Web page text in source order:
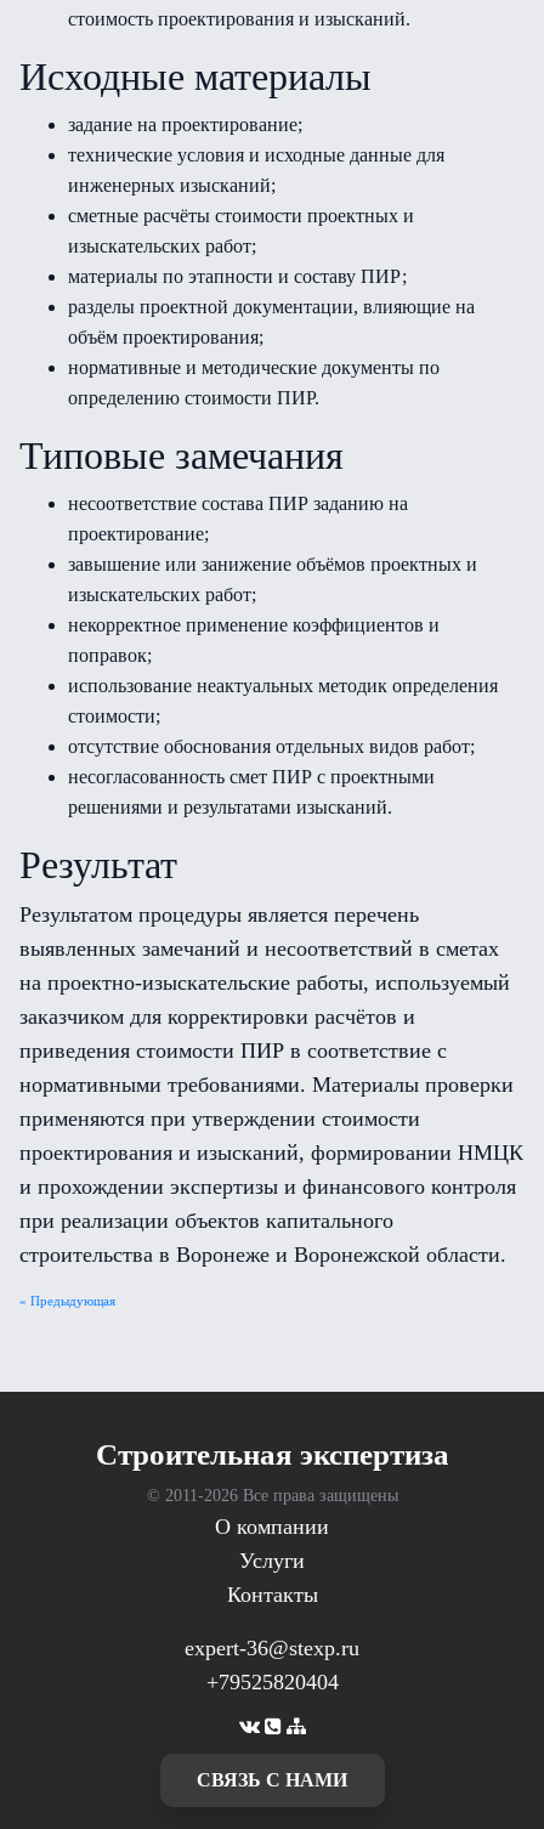
стоимость проектирования и изысканий.
Исходные материалы
задание на проектирование;
технические условия и исходные данные для
инженерных изысканий;
сметные расчёты стоимости проектных и
изыскательских работ;
материалы по этапности и составу ПИР;
разделы проектной документации, влияющие на
объём проектирования;
нормативные и методические документы по
определению стоимости ПИР.
Типовые замечания
несоответствие состава ПИР заданию на
проектирование;
завышение или занижение объёмов проектных и
изыскательских работ;
некорректное применение коэффициентов и
поправок;
использование неактуальных методик определения
стоимости;
отсутствие обоснования отдельных видов работ;
несогласованность смет ПИР с проектными
решениями и результатами изысканий.
Результат
Результатом процедуры является перечень
выявленных замечаний и несоответствий в сметах
на проектно-изыскательские работы, используемый
заказчиком для корректировки расчётов и
приведения стоимости ПИР в соответствие с
нормативными требованиями. Материалы проверки
применяются при утверждении стоимости
проектирования и изысканий, формировании НМЦК
и прохождении экспертизы и финансового контроля
при реализации объектов капитального
строительства в Воронеже и Воронежской области.
« Предыдующая
Cтроительная экспертиза
© 2011-2026 Все права защищены
О компании
Услуги
Контакты
expert-36@stexp.ru
+79525820404
CВЯЗЬ С НАМИ